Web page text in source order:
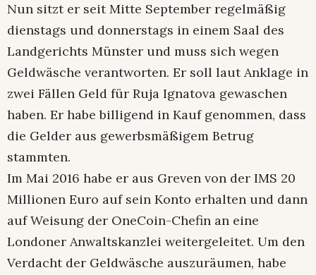
Nun sitzt er seit Mitte September regelmäßig
dienstags und donnerstags in einem Saal des
Landgerichts Münster und muss sich wegen
Geldwäsche verantworten. Er soll laut Anklage in
zwei Fällen Geld für Ruja Ignatova gewaschen
haben. Er habe billigend in Kauf genommen, dass
die Gelder aus gewerbsmäßigem Betrug
stammten.
Im Mai 2016 habe er aus Greven von der IMS 20
Millionen Euro auf sein Konto erhalten und dann
auf Weisung der OneCoin-Chefin an eine
Londoner Anwaltskanzlei weitergeleitet. Um den
Verdacht der Geldwäsche auszuräumen, habe